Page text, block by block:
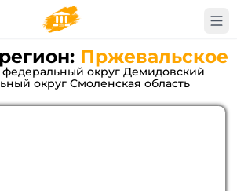
Пржевальское
округ Демидовский
округ Смоленская область